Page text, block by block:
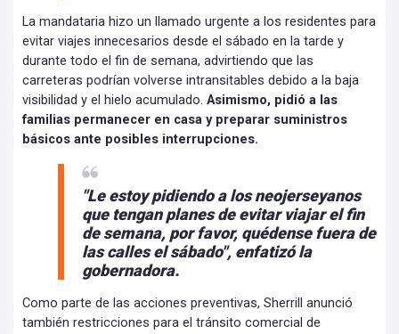
La mandataria hizo un llamado urgente a los residentes para
evitar viajes innecesarios desde el sábado en la tarde y
durante todo el fin de semana, advirtiendo que las
carreteras podrían volverse intransitables debido a la baja
visibilidad y el hielo acumulado. Asimismo, pidió a las
familias permanecer en casa y preparar suministros
básicos ante posibles interrupciones.
"Le estoy pidiendo a los neojerseyanos
que tengan planes de evitar viajar el fin
de semana, por favor, quédense fuera de
las calles el sábado", enfatizó la
gobernadora.
Como parte de las acciones preventivas, Sherrill anunció
también restricciones para el tránsito comercial de